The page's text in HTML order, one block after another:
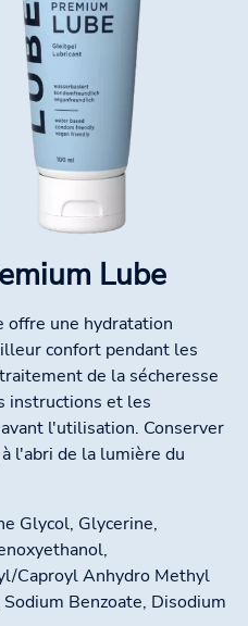
Lube
offre une hydratation
confort pendant les
de la sécheresse
instructions et les
l'utilisation. Conserver
l'abri de la lumière du
Glycol, Glycerine,
Caproyl Anhydro Methyl
Benzoate, Disodium